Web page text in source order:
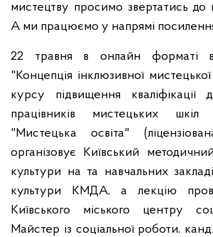
мистецтву просимо звертатись до
А ми працюємо у напрямі посилення
22 травня в онлайн форматі
"Концепція інклюзивної
курсу підвищення кваліфікації
працівників мистецьких
"Мистецька освіта"
організовує Київський
культури на та навчальних
культури КМДА, а лекцію
Київського міського центру
Майстер із соціальної роботи,